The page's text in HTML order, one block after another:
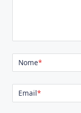
Nome*
Email*